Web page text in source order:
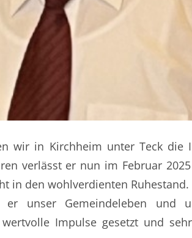
wir in Kirchheim unter Teck die
verlässt er nun im Februar
in den wohlverdienten Ruhestand.
unser Gemeindeleben und
Impulse gesetzt und